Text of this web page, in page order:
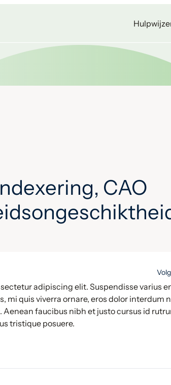
CAO
adipiscing elit. Suspendisse varius
mi quis viverra ornare, eros dolor interdum
faucibus nibh et justo cursus id
tristique posuere.